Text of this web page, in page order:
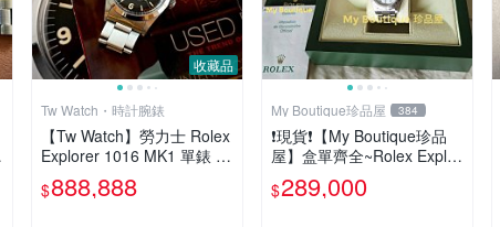
收藏品
Tw Watch・時計腕錶
【Tw Watch】勞力士 Rolex
Explorer 1016 MK1 單錶 私
人收藏
$888,888
My Boutique珍品屋 384
❗️現貨❗️【My Boutique珍品
屋】盒單齊全~Rolex Explor
er II 16570勞力士探險家二
號白面紅針~216570 22657
$289,000